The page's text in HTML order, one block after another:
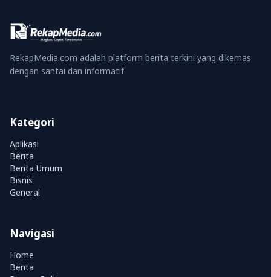
RekapMedia.com adalah platform berita terkini yang dikemas
dengan santai dan informatif
Kategori
Aplikasi
Berita
Berita Umum
Bisnis
General
Navigasi
Home
Berita